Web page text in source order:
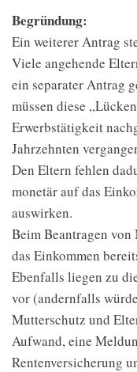
Begründung:
Ein weiterer Antrag
Viele angehende
ein separater Antrag
müssen diese
Erwerbstätigkeit
Jahrzehnten
Den Eltern fehlen
monetär auf das
auswirken.
Beim Beantragen
das Einkommen
Ebenfalls liegen zu
vor (andernfalls
Mutterschutz und
Aufwand, eine
Rentenversicherung